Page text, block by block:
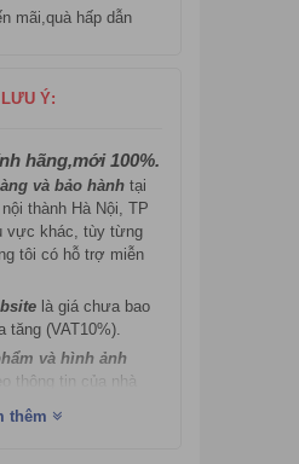
mãi,quà hấp dẫn
Ý:
hãng,mới 100%.
và bảo hành tại
thành Hà Nội, TP
vực khác, tùy từng
tôi có hỗ trợ miễn
là giá chưa bao
tăng (VAT10%).
và hình ảnh
thông tin của nhà
thêm